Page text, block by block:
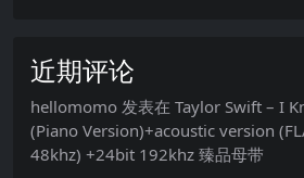
近期评论
hellomomo 发表在 Taylor Swift – I
(Piano Version)+acoustic version
48khz) +24bit 192khz 臻品母带